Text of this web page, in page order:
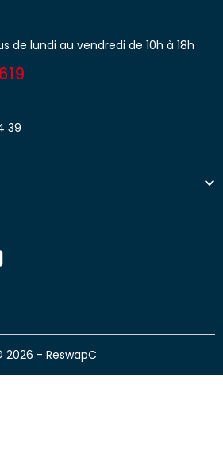
de lundi au vendredi de 10h à 18h
39

2026 - ReswapC